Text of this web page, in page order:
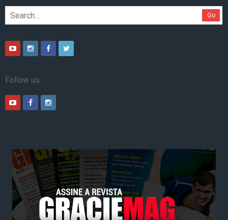
Go
Follow us